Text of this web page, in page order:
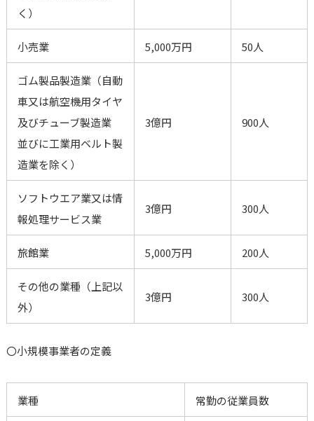
く）
小売業 5,000万円 50人
ゴム製品製造業（自動
車又は航空機用タイヤ
及びチューブ製造業
並びに工業用ベルト製
造業を除く）
3億円 900人
ソフトウエア業又は情
報処理サービス業
3億円 300人
旅館業 5,000万円 200人
その他の業種（上記以
外）
3億円 300人
〇小規模事業者の定義
業種 常勤の従業員数